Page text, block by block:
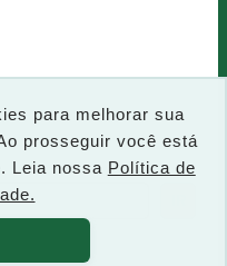
para melhorar sua
prosseguir você está
Leia nossa Política de